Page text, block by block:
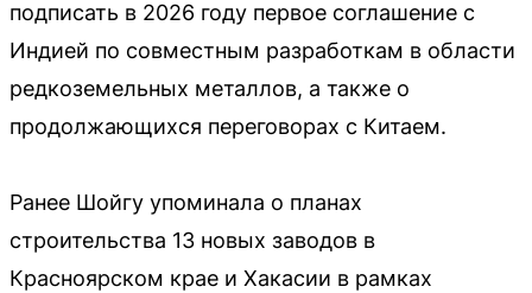
подписать в 2026 году первое соглашение с
Индией по совместным разработкам в области
редкоземельных металлов, а также о
продолжающихся переговорах с Китаем.
Ранее Шойгу упоминала о планах
строительства 13 новых заводов в
Красноярском крае и Хакасии в рамках